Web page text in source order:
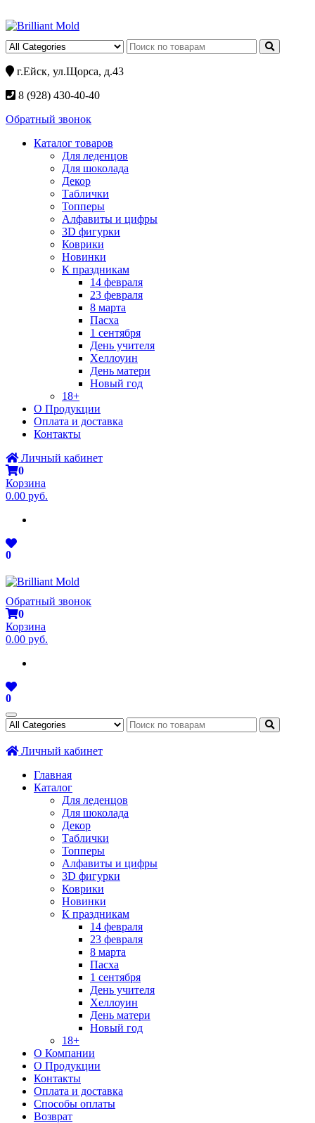
г.Ейск, ул.Щорса, д.43
8 (928) 430-40-40
Обратный звонок
Каталог товаров
Для леденцов
Для шоколада
Декор
Таблички
Топперы
Алфавиты и цифры
3D фигурки
Коврики
Новинки
К праздникам
14 февраля
23 февраля
8 марта
Пасха
1 сентября
День учителя
Хеллоуин
День матери
Новый год
18+
О Продукции
Оплата и доставка
Контакты
Личный кабинет
0
Корзина
0.00 руб.
0
Обратный звонок
0
Корзина
0.00 руб.
0
Личный кабинет
Главная
Каталог
Для леденцов
Для шоколада
Декор
Таблички
Топперы
Алфавиты и цифры
3D фигурки
Коврики
Новинки
К праздникам
14 февраля
23 февраля
8 марта
Пасха
1 сентября
День учителя
Хеллоуин
День матери
Новый год
18+
О Компании
О Продукции
Контакты
Оплата и доставка
Способы оплаты
Возврат